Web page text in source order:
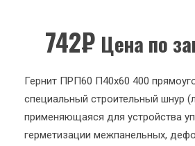
742₽ Цена по
Гернит ПРП60 П40х60 400
специальный строительный шнур
применяющаяся для устройства
герметизации межпанельных,